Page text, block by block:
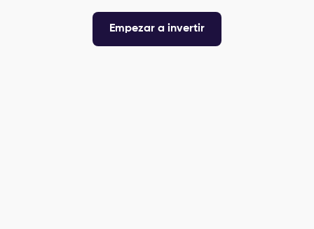
Empezar a invertir